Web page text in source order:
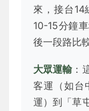
來，接台14
10-15分鐘
後一段路比
大眾運輸 ：
客運（如台
運）到「草